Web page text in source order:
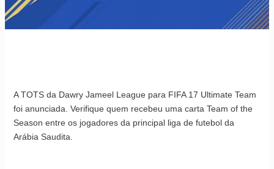
A TOTS da Dawry Jameel League para FIFA 17 Ultimate Team
foi anunciada. Verifique quem recebeu uma carta Team of the
Season entre os jogadores da principal liga de futebol da
Arábia Saudita.